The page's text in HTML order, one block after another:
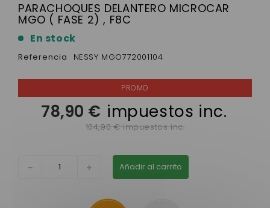
PARACHOQUES DELANTERO MICROCAR
MGO ( FASE 2) , F8C
En stock
Referencia NESSY MGO772001104
78,90 € impuestos inc.
104,90 € impuestos inc.
Añadir al carrito